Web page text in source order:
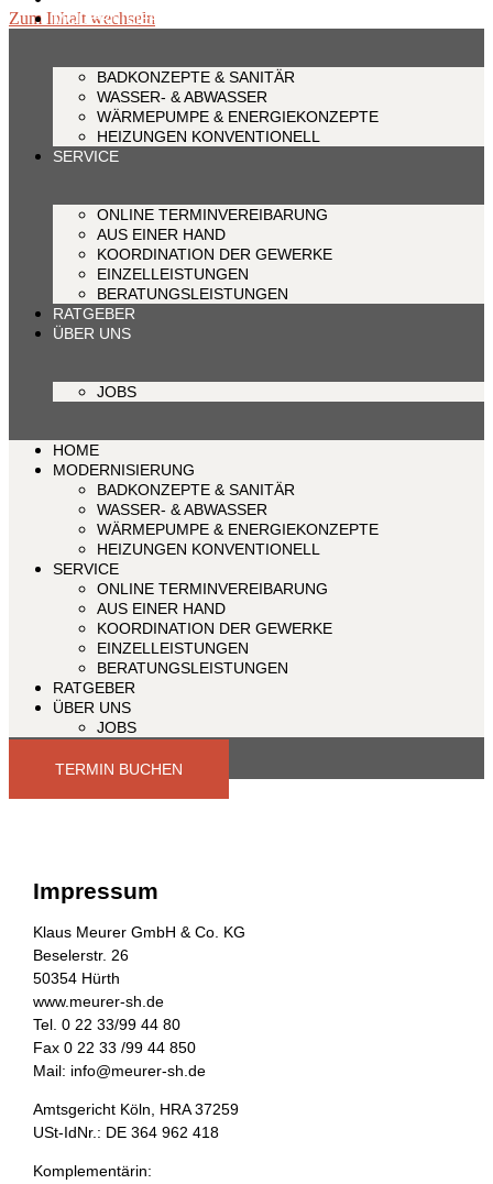
Zum Inhalt wechseln
MODERNISIERUNG
BADKONZEPTE & SANITÄR
WASSER- & ABWASSER
WÄRMEPUMPE & ENERGIEKONZEPTE
HEIZUNGEN KONVENTIONELL
SERVICE
ONLINE TERMINVEREIBARUNG
AUS EINER HAND
KOORDINATION DER GEWERKE
EINZELLEISTUNGEN
BERATUNGSLEISTUNGEN
RATGEBER
ÜBER UNS
JOBS
HOME
MODERNISIERUNG
BADKONZEPTE & SANITÄR
WASSER- & ABWASSER
WÄRMEPUMPE & ENERGIEKONZEPTE
HEIZUNGEN KONVENTIONELL
SERVICE
ONLINE TERMINVEREIBARUNG
AUS EINER HAND
KOORDINATION DER GEWERKE
EINZELLEISTUNGEN
BERATUNGSLEISTUNGEN
RATGEBER
ÜBER UNS
JOBS
TERMIN BUCHEN
Impressum
Klaus Meurer GmbH & Co. KG
Beselerstr. 26
50354 Hürth
www.meurer-sh.de
Tel. 0 22 33/99 44 80
Fax 0 22 33 /99 44 850
Mail: info@meurer-sh.de
Amtsgericht Köln, HRA 37259
USt-IdNr.: DE 364 962 418
Komplementärin: